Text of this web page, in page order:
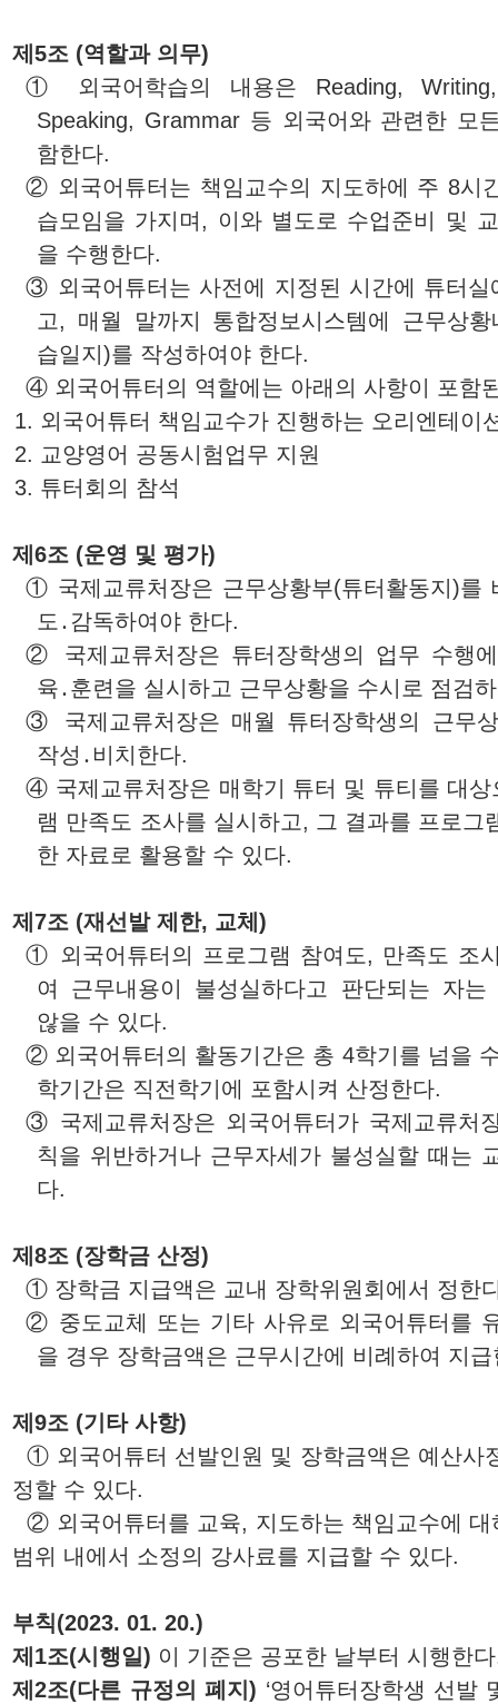
제5조 (역할과 의무)
① 외국어학습의 내용은 Reading,
Speaking, Grammar 등 외국어와 관련한 모
함한다.
② 외국어튜터는 책임교수의 지도하에 주 8시
습모임을 가지며, 이와 별도로 수업준비 및
을 수행한다.
③ 외국어튜터는 사전에 지정된 시간에 튜터실
고, 매월 말까지 통합정보시스템에 근무상황
습일지)를 작성하여야 한다.
④ 외국어튜터의 역할에는 아래의 사항이 포함
1. 외국어튜터 책임교수가 진행하는 오리엔테이
2. 교양영어 공동시험업무 지원
3. 튜터회의 참석
제6조 (운영 및 평가)
① 국제교류처장은 근무상황부(튜터활동지)를
도․감독하여야 한다.
② 국제교류처장은 튜터장학생의 업무 수행
육․훈련을 실시하고 근무상황을 수시로 점검
③ 국제교류처장은 매월 튜터장학생의 근무
작성․비치한다.
④ 국제교류처장은 매학기 튜터 및 튜티를 대
램 만족도 조사를 실시하고, 그 결과를 프로그
한 자료로 활용할 수 있다.
제7조 (재선발 제한, 교체)
① 외국어튜터의 프로그램 참여도, 만족도 조
여 근무내용이 불성실하다고 판단되는 자는
않을 수 있다.
② 외국어튜터의 활동기간은 총 4학기를 넘을
학기간은 직전학기에 포함시켜 산정한다.
③ 국제교류처장은 외국어튜터가 국제교류처
칙을 위반하거나 근무자세가 불성실할 때는
다.
제8조 (장학금 산정)
① 장학금 지급액은 교내 장학위원회에서 정한
② 중도교체 또는 기타 사유로 외국어튜터를
을 경우 장학금액은 근무시간에 비례하여 지급
제9조 (기타 사항)
① 외국어튜터 선발인원 및 장학금액은 예산사
정할 수 있다.
② 외국어튜터를 교육, 지도하는 책임교수에 대
범위 내에서 소정의 강사료를 지급할 수 있다.
부칙(2023. 01. 20.)
제1조(시행일) 이 기준은 공포한 날부터 시행한
제2조(다른 규정의 폐지) ‘영어튜터장학생 선발